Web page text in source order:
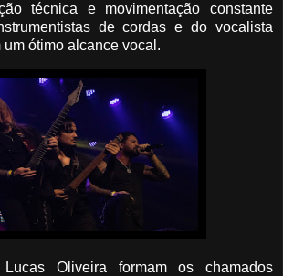
técnica e movimentação constante
de cordas e do vocalista
ótimo alcance vocal.
Oliveira formam os chamados